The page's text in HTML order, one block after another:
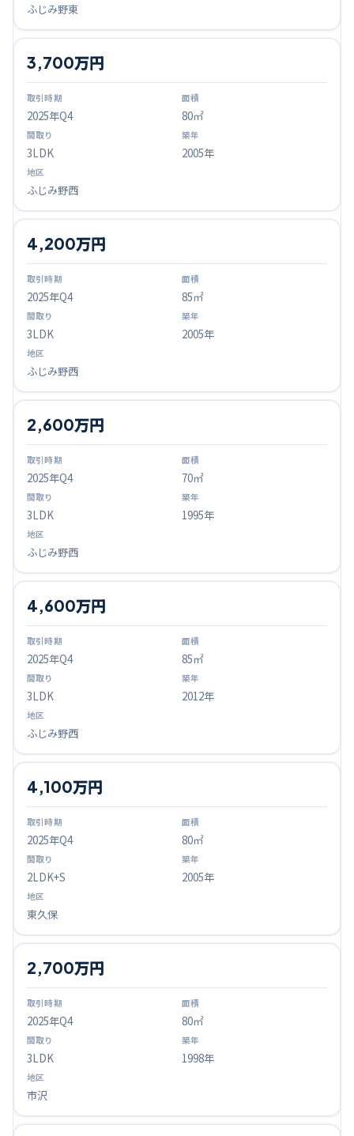
ふじみ野東
2025年Q4
3,700万円
80㎡
3LDK 2005年
ふじみ野西
2025年Q4
4,200万円
85㎡
3LDK 2005年
ふじみ野西
2025年Q4
2,600万円
70㎡
3LDK 1995年
ふじみ野西
2025年Q4
4,600万円
85㎡
3LDK 2012年
ふじみ野西
2025年Q4
4,100万円
80㎡
2LDK+S 2005年
東久保
2025年Q4
2,700万円
80㎡
3LDK 1998年
市沢